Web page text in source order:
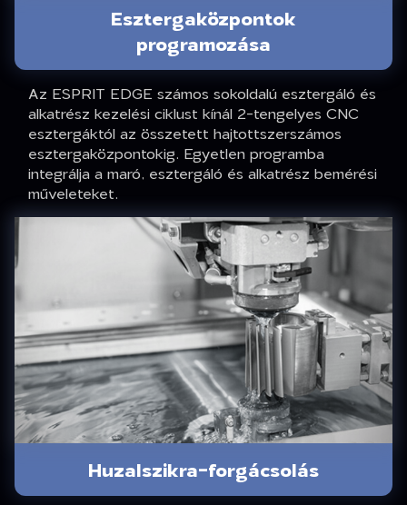
Esztergaközpontok
programozása
Az ESPRIT EDGE számos sokoldalú esztergáló és
alkatrész kezelési ciklust kínál 2-tengelyes CNC
esztergáktól az összetett hajtottszerszámos
esztergaközpontokig. Egyetlen programba
integrálja a maró, esztergáló és alkatrész bemérési
műveleteket.
Huzalszikra-forgácsolás